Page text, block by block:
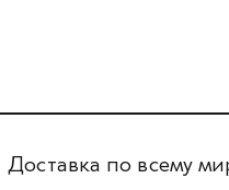
Доставка по всему